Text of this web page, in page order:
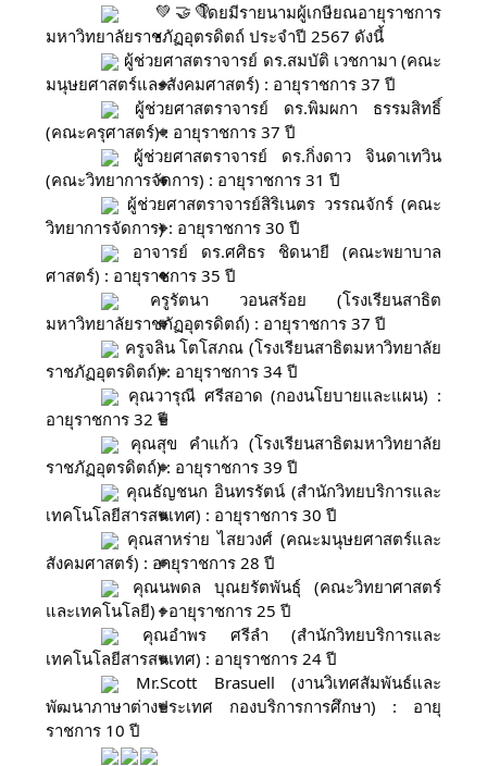
โดยมีรายนามผู้เกษียณอายุราชการ
มหาวิทยาลัยราชภัฏอุตรดิตถ์ ประจำปี 2567 ดังนี้
ผู้ช่วยศาสตราจารย์ ดร.สมบัติ เวชกามา (คณะ
มนุษยศาสตร์และสังคมศาสตร์) : อายุราชการ 37 ปี
ผู้ช่วยศาสตราจารย์ ดร.พิมผกา ธรรมสิทธิ์
(คณะครุศาสตร์) : อายุราชการ 37 ปี
ผู้ช่วยศาสตราจารย์ ดร.กิ่งดาว จินดาเทวิน
(คณะวิทยาการจัดการ) : อายุราชการ 31 ปี
ผู้ช่วยศาสตราจารย์สิริเนตร วรรณจักร์ (คณะ
วิทยาการจัดการ) : อายุราชการ 30 ปี
อาจารย์ ดร.ศศิธร ชิดนายี (คณะพยาบาล
ศาสตร์) : อายุราชการ 35 ปี
ครูรัตนา วอนสร้อย (โรงเรียนสาธิต
มหาวิทยาลัยราชภัฏอุตรดิตถ์) : อายุราชการ 37 ปี
ครูจลิน โตโสภณ (โรงเรียนสาธิตมหาวิทยาลัย
ราชภัฏอุตรดิตถ์) : อายุราชการ 34 ปี
คุณวารุณี ศรีสอาด (กองนโยบายและแผน) :
อายุราชการ 32 ปี
คุณสุข คำแก้ว (โรงเรียนสาธิตมหาวิทยาลัย
ราชภัฏอุตรดิตถ์) : อายุราชการ 39 ปี
คุณธัญชนก อินทรรัตน์ (สำนักวิทยบริการและ
เทคโนโลยีสารสนเทศ) : อายุราชการ 30 ปี
คุณสาหร่าย ไสยวงศ์ (คณะมนุษยศาสตร์และ
สังคมศาสตร์) : อายุราชการ 28 ปี
คุณนพดล บุณยรัตพันธุ์ (คณะวิทยาศาสตร์
และเทคโนโลยี) : อายุราชการ 25 ปี
คุณอำพร ศรีลำ (สำนักวิทยบริการและ
เทคโนโลยีสารสนเทศ) : อายุราชการ 24 ปี
Mr.Scott Brasuell (งานวิเทศสัมพันธ์และ
พัฒนาภาษาต่างประเทศ กองบริการการศึกษา) : อายุ
ราชการ 10 ปี